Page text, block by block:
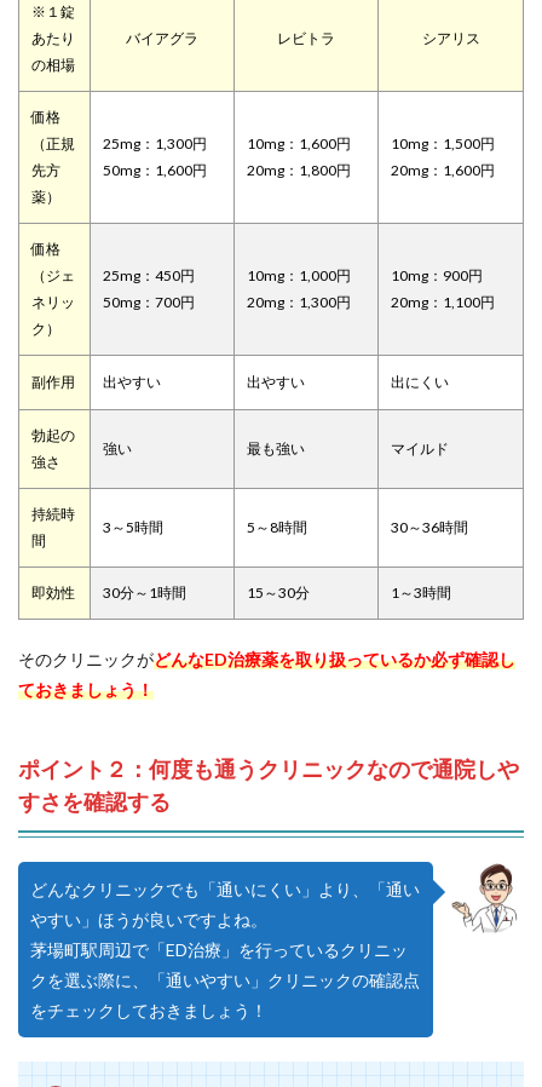
※１錠
あたり
の相場
バイアグラ レビトラ シアリス
価格
（正規
先方
薬）
25mg：1,300円
50mg：1,600円
10mg：1,600円
20mg：1,800円
10mg：1,500円
20mg：1,600円
価格
（ジェ
ネリッ
ク）
25mg：450円
50mg：700円
10mg：1,000円
20mg：1,300円
10mg：900円
20mg：1,100円
副作用 出やすい 出やすい 出にくい
勃起の
強さ
強い 最も強い マイルド
持続時
間
3～5時間 5～8時間 30～36時間
即効性 30分～1時間 15～30分 1～3時間
そのクリニックがどんなED治療薬を取り扱っているか必ず確認し
ておきましょう！
ポイント２：何度も通うクリニックなので通院しや
すさを確認する
どんなクリニックでも「通いにくい」より、「通い
やすい」ほうが良いですよね。
茅場町駅周辺で「ED治療」を行っているクリニッ
クを選ぶ際に、「通いやすい」クリニックの確認点
をチェックしておきましょう！